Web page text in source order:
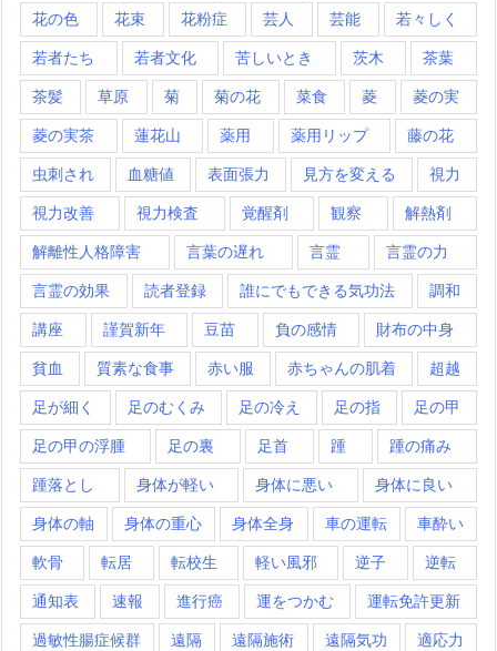
花の色 花束 花粉症 芸人 芸能 若々しく
若者たち 若者文化 苦しいとき 茨木 茶葉
茶髪 草原 菊 菊の花 菜食 菱 菱の実
菱の実茶 蓮花山 薬用 薬用リップ 藤の花
虫刺され 血糖値 表面張力 見方を変える 視力
視力改善 視力検査 覚醒剤 観察 解熱剤
解離性人格障害 言葉の遅れ 言霊 言霊の力
言霊の効果 読者登録 誰にでもできる気功法 調和
講座 謹賀新年 豆苗 負の感情 財布の中身
貧血 質素な食事 赤い服 赤ちゃんの肌着 超越
足が細く 足のむくみ 足の冷え 足の指 足の甲
足の甲の浮腫 足の裏 足首 踵 踵の痛み
踵落とし 身体が軽い 身体に悪い 身体に良い
身体の軸 身体の重心 身体全身 車の運転 車酔い
軟骨 転居 転校生 軽い風邪 逆子 逆転
通知表 速報 進行癌 運をつかむ 運転免許更新
過敏性腸症候群 遠隔 遠隔施術 遠隔気功 適応力